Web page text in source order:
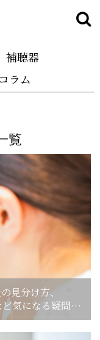
補聴器
コラム
覧
見分け方、
気になる疑問を